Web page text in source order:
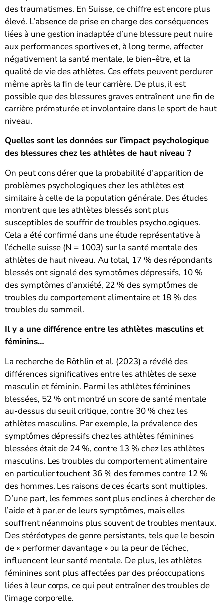
des traumatismes. En Suisse, ce chiffre est encore plus
élevé. L’absence de prise en charge des conséquences
liées à une gestion inadaptée d’une blessure peut nuire
aux performances sportives et, à long terme, affecter
négativement la santé mentale, le bien-être, et la
qualité de vie des athlètes. Ces effets peuvent perdurer
même après la fin de leur carrière. De plus, il est
possible que des blessures graves entraînent une fin de
carrière prématurée et involontaire dans le sport de haut
niveau.
Quelles sont les données sur l’impact psychologique
des blessures chez les athlètes de haut niveau ?
On peut considérer que la probabilité d’apparition de
problèmes psychologiques chez les athlètes est
similaire à celle de la population générale. Des études
montrent que les athlètes blessés sont plus
susceptibles de souffrir de troubles psychologiques.
Cela a été confirmé dans une étude représentative à
l’échelle suisse (N = 1003) sur la santé mentale des
athlètes de haut niveau. Au total, 17 % des répondants
blessés ont signalé des symptômes dépressifs, 10 %
des symptômes d’anxiété, 22 % des symptômes de
troubles du comportement alimentaire et 18 % des
troubles du sommeil.
Il y a une différence entre les athlètes masculins et
féminins…
La recherche de Röthlin et al. (2023) a révélé des
différences significatives entre les athlètes de sexe
masculin et féminin. Parmi les athlètes féminines
blessées, 52 % ont montré un score de santé mentale
au-dessus du seuil critique, contre 30 % chez les
athlètes masculins. Par exemple, la prévalence des
symptômes dépressifs chez les athlètes féminines
blessées était de 24 %, contre 13 % chez les athlètes
masculins. Les troubles du comportement alimentaire
en particulier touchent 36 % des femmes contre 12 %
des hommes. Les raisons de ces écarts sont multiples.
D’une part, les femmes sont plus enclines à chercher de
l’aide et à parler de leurs symptômes, mais elles
souffrent néanmoins plus souvent de troubles mentaux.
Des stéréotypes de genre persistants, tels que le besoin
de « performer davantage » ou la peur de l’échec,
influencent leur santé mentale. De plus, les athlètes
féminines sont plus affectées par des préoccupations
liées à leur corps, ce qui peut entraîner des troubles de
l’image corporelle.